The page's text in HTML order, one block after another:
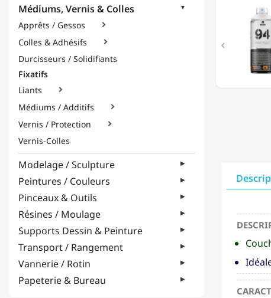
Médiums, Vernis & Colles
Apprêts / Gessos 
Colles & Adhésifs 
Durcisseurs / Solidifiants
Fixatifs
Liants

Médiums / Additifs 
Vernis / Protection 
Vernis-Colles
Modelage / Sculpture
Peintures / Couleurs
Pinceaux & Outils
Résines / Moulage
Supports Dessin & Peinture
Transport / Rangement
Vannerie / Rotin
Papeterie & Bureau
